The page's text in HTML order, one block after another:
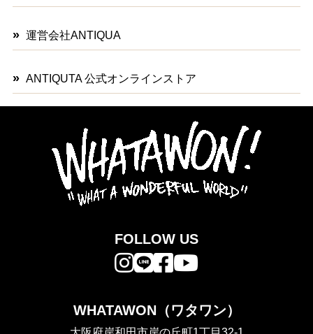
運営会社ANTIQUA
ANTIQUTA 公式オンラインストア
FOLLOW US
WHATAWON（ワタワン）